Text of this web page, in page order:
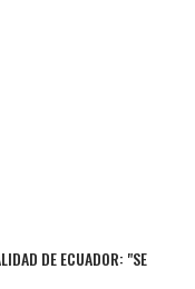
DE ECUADOR: "SE